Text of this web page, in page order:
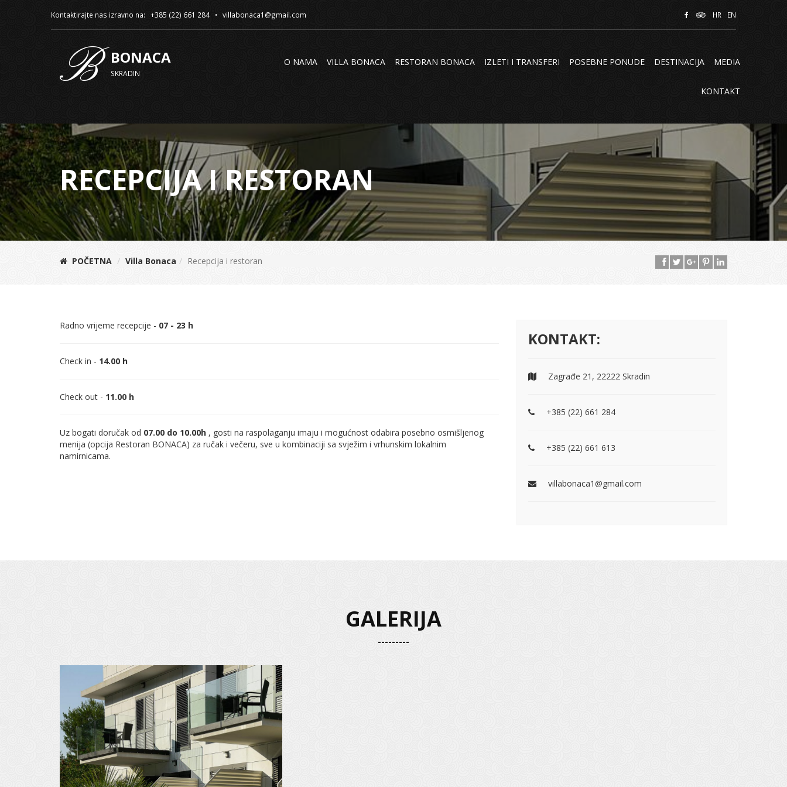
Kontaktirajte nas izravno na: +385 (22) 661 284 • villabonaca1@gmail.com HR EN
B BONACA
SKRADIN
O NAMA VILLA BONACA RESTORAN BONACA IZLETI I TRANSFERI POSEBNE PONUDE DESTINACIJA MEDIA
KONTAKT
RECEPCIJA I RESTORAN
POČETNA Villa Bonaca Recepcija i restoran
Radno vrijeme recepcije - 07 - 23 h
Check in - 14.00 h
Check out - 11.00 h
Uz bogati doručak od 07.00 do 10.00h , gosti na raspolaganju imaju i mogućnost odabira posebno osmišljenog
menija (opcija Restoran BONACA) za ručak i večeru, sve u kombinaciji sa svježim i vrhunskim lokalnim
namirnicama.
KONTAKT:
Zagrađe 21, 22222 Skradin
+385 (22) 661 284
+385 (22) 661 613
villabonaca1@gmail.com
GALERIJA
---------